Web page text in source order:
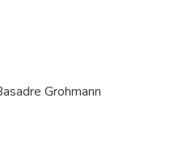
Grohmann